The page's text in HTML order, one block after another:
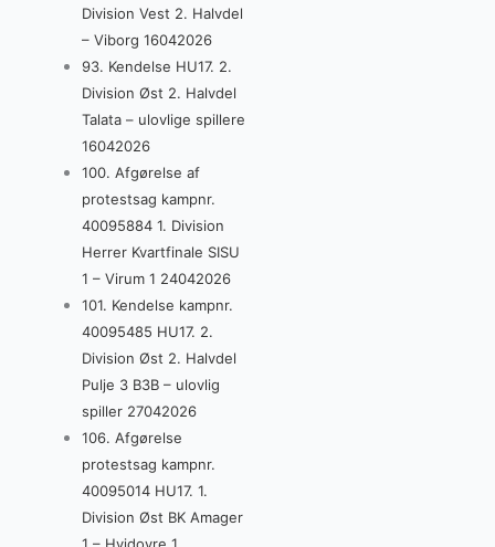
Division Vest 2. Halvdel
– Viborg 16042026
93. Kendelse HU17. 2.
Division Øst 2. Halvdel
Talata – ulovlige spillere
16042026
100. Afgørelse af
protestsag kampnr.
40095884 1. Division
Herrer Kvartfinale SISU
1 – Virum 1 24042026
101. Kendelse kampnr.
40095485 HU17. 2.
Division Øst 2. Halvdel
Pulje 3 B3B – ulovlig
spiller 27042026
106. Afgørelse
protestsag kampnr.
40095014 HU17. 1.
Division Øst BK Amager